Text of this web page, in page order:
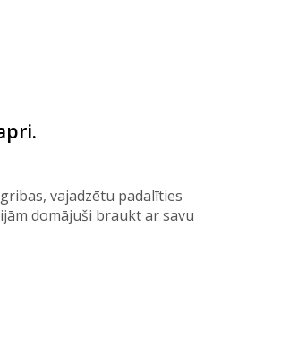
vajadzētu padalīties
domājuši braukt ar savu